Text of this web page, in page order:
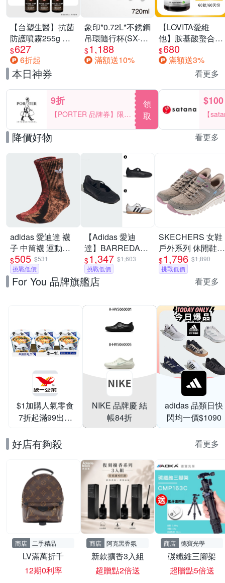
【台塑生醫】抗菌
防護噴霧255g 三
入組
$627
6折起
象印*0.72L*不銹鋼
吊環隨行杯(SX-
LA72H)
$1,188
滿額送10%
【LOVITA愛維
他】胺基酸螯合鋅
x2瓶30mg素食錠
(鋅錠)
$680
滿額送3%
本日神券 看更多
9折
【PORTER 品牌券】限時
2天 滿2000享9折
領
取
$100
【
一件
降價好物 看更多
adidas 愛迪達 襪
子 中筒襪 運動襪
三葉草 TIE DYE
CREW 咖紅
IJ6672
$505 $531
挑戰低價
【Adidas 愛迪
達】BARREDA
MARY JANE 休閒
鞋 運動鞋 女 A-
HP3519 B-
$1,347 $1,603
挑戰低價
SKECHERS 女鞋
戶外系列 休閒鞋
瞬穿舒適科技
SUMMITS AT -
180270TPMT
$1,796 $1,890
挑戰低價
For You 品牌旗艦店 看更多
$1加購人氣零食
7折起滿99出貨
NIKE 品牌慶 結
帳84折
adidas 品類日快
閃均一價$1090
好店有夠殺 看更多
商店 二手精品
LV滿萬折千
12期0利率
商店 阿克黑香氛
新款擴香3入組
超贈點2倍送
商店 德寶光學
碳纖維三腳架
超贈點5倍送